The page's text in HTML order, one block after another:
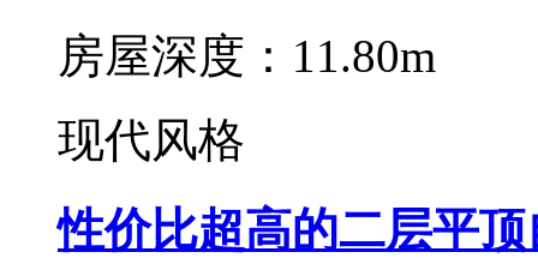
房屋深度：11.80m
现代风格
性价比超高的二层平